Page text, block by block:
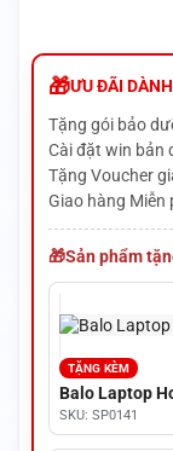
ƯU ĐÃI
Tặng gói bảo
Cài đặt win bản
Tặng Voucher
Giao hàng Miễn
Sản phẩm
TẶNG KÈM
Balo Laptop
SKU: SP0141